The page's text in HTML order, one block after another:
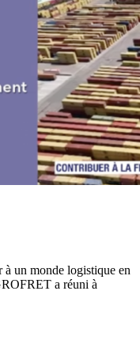
à un monde logistique en
a réuni à